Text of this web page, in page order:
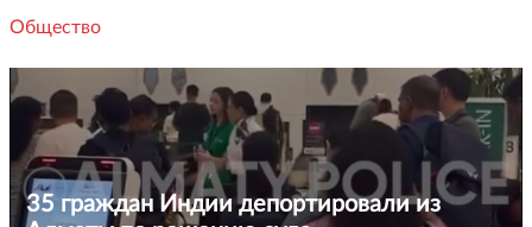
Общество
35 граждан Индии депортировали из